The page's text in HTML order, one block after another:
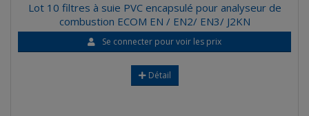
Lot 10 filtres à suie PVC encapsulé pour analyseur de
combustion ECOM EN / EN2/ EN3/ J2KN
Se connecter pour voir les prix
Détail